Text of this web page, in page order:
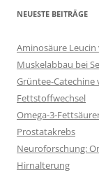
NEUESTE BEITRÄGE
Aminosäure
Muskelabbau bei
Grüntee-
Fettstoffwechsel
Omega-3-
Prostatakrebs
Neuroforschung:
Hirnalterung